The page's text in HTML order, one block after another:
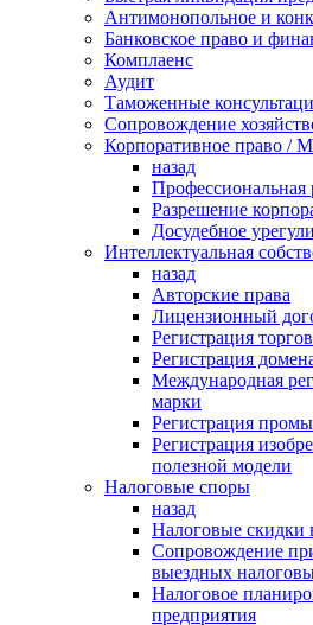
Антимонопольное и
Банковское право и
Комплаенс
Аудит
Таможенные
Сопровождение
Корпоративное право /
назад
Профессиональная
Разрешение
Досудебное
Интеллектуальная
назад
Авторские права
Лицензионный
Регистрация
Регистрация
Международная
марки
Регистрация
Регистрация
полезной модели
Налоговые споры
назад
Налоговые скидки
Сопровождение
выездных
Налоговое
предприятия